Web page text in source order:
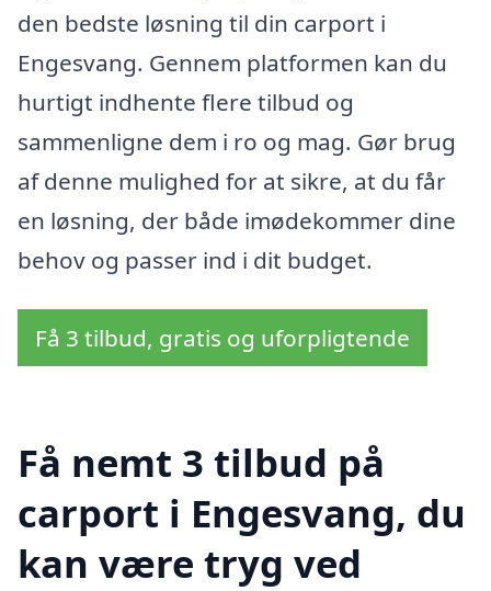
den bedste løsning til din carport i
Engesvang. Gennem platformen kan du
hurtigt indhente flere tilbud og
sammenligne dem i ro og mag. Gør brug
af denne mulighed for at sikre, at du får
en løsning, der både imødekommer dine
behov og passer ind i dit budget.
Få 3 tilbud, gratis og uforpligtende
Få nemt 3 tilbud på
carport i Engesvang, du
kan være tryg ved